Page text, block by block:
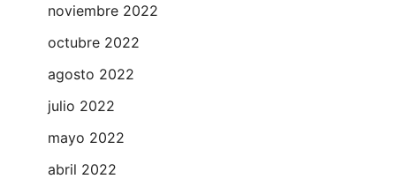
noviembre 2022
octubre 2022
agosto 2022
julio 2022
mayo 2022
abril 2022